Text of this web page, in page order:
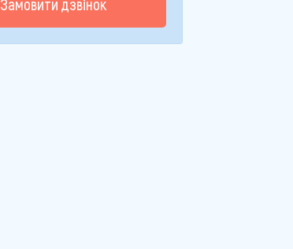
Замовити дзвінок